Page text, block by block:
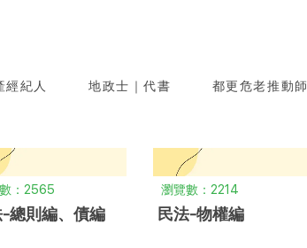
經紀人 地政士｜代書 都更危老推動師
：2565
總則編、債編
瀏覽數：2214
民法-物權編